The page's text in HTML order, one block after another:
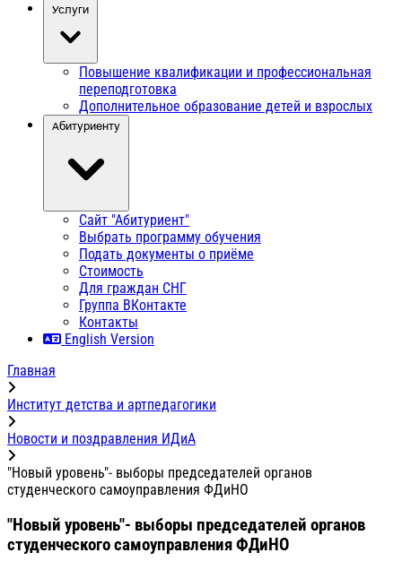
Услуги
Повышение квалификации и профессиональная
переподготовка
Дополнительное образование детей и взрослых
Абитуриенту
Сайт "Абитуриент"
Выбрать программу обучения
Подать документы о приёме
Стоимость
Для граждан СНГ
Группа ВКонтакте
Контакты
English Version
Главная
Институт детства и артпедагогики
Новости и поздравления ИДиА
"Новый уровень"- выборы председателей органов
студенческого самоуправления ФДиНО
"Новый уровень"- выборы председателей органов
студенческого самоуправления ФДиНО